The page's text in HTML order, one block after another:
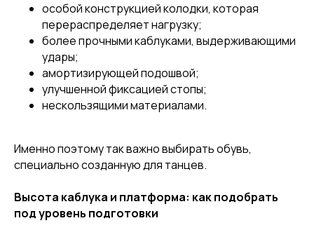
особой конструкцией колодки, которая
перераспределяет нагрузку;
более прочными каблуками, выдерживающими
удары;
амортизирующей подошвой;
улучшенной фиксацией стопы;
нескользящими материалами.
Именно поэтому так важно выбирать обувь,
специально созданную для танцев.
Высота каблука и платформа: как подобрать
под уровень подготовки